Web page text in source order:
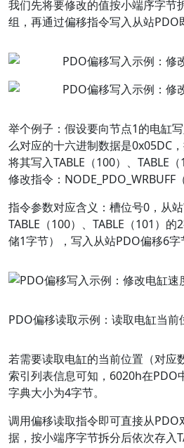
我们先将要修改的值按小端序字节
组，再通过偏移指令写入从站PDO
举个例子：假设要向节点1的电缸
么对应的十六进制数据是0x05DC
将其写入TABLE（100）、TABLE
修改指令：NODE_PDO_WRBUFF
指令参数对应含义：槽位号0，从
TABLE（100）、TABLE（101）的
储1字节），写入从站PDO偏移6字
PDO偏移读取示例：读取电缸当前
若需要读取电缸的当前位置（对应
索引列表信息可知，6020h在PDO
字典大小为4字节。
调用偏移读取指令即可直接从
据，按小端序字节拆分后依次存入